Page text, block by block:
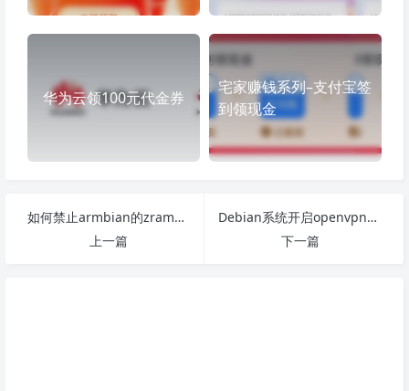
华为云领100元代金券
宅家赚钱系列–支付宝签
到领现金
如何禁止armbian的zram作为日志
上一篇
Debian系统开启openvpn的service
下一篇